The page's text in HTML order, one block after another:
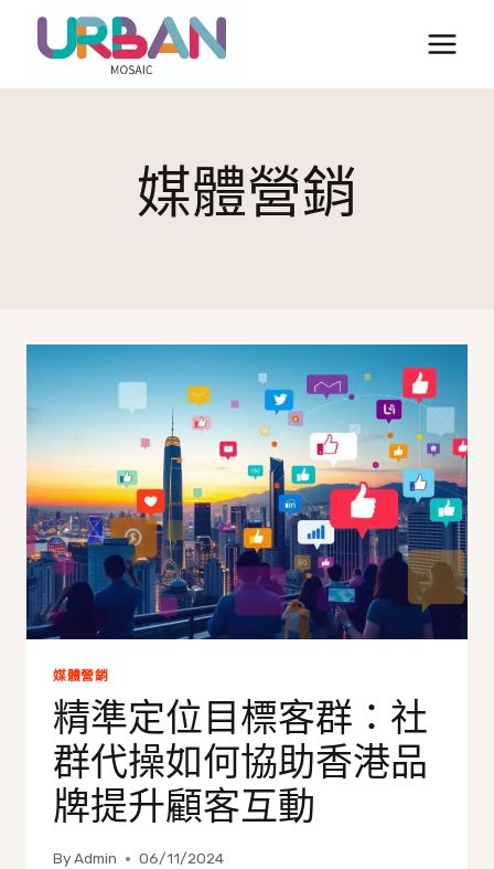
媒體營銷
媒體營銷
精準定位目標客群：社
群代操如何協助香港品
牌提升顧客互動
ByAdmin 06/11/2024